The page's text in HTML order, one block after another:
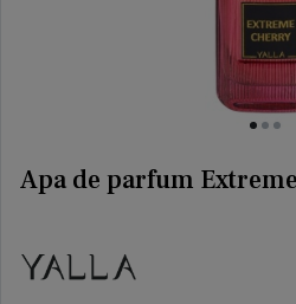
Apa de parfum